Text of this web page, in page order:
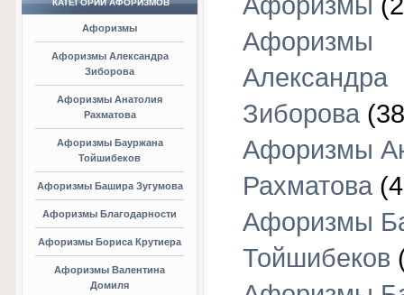
КАТЕГОРИИ АФОРИЗМОВ
Афоризмы
Афоризмы Александра
Зиборова
Афоризмы Анатолия
Рахматова
Афоризмы Бауржана
Тойшибеков
Афоризмы Башира Зугумова
Афоризмы Благодарности
Афоризмы Бориса Крутиера
Афоризмы Валентина
Домиля
Афоризмы
Афоризмы
Александра
Зиборова
Афоризмы
Рахматова
Афоризмы
Тойшибеков